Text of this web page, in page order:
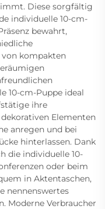
Diese sorgfältig
individuelle 10-cm-
bewahrt,
kompakten
10-cm-Puppe ideal
ihre
Elementen
anregen und bei
hinterlassen. Dank
die individuelle 10-
oder beim
in Aktentaschen,
nennenswertes
Moderne Verbraucher